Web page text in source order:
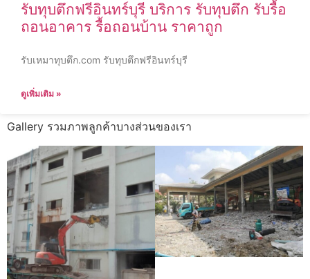
รับทุบตึกฟรีอินทร์บุรี บริการ รับทุบตึก รับรื้อ
ถอนอาคาร รื้อถอนบ้าน ราคาถูก
รับเหมาทุบตึก.com รับทุบตึกฟรีอินทร์บุรี
ดูเพิ่มเติม »
Gallery รวมภาพลูกค้าบางส่วนของเรา